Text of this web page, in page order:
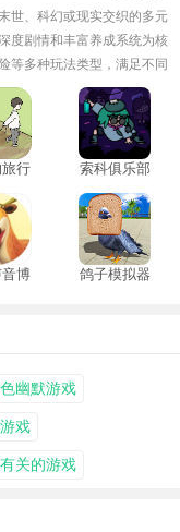
世、科幻或现实交织的多元
度剧情和丰富养成系统为核
等多种玩法类型，满足不同
能路线与情感羁绊，决定世
行
索科俱乐部
博
鸽子模拟器
幽默游戏
戏
关的游戏